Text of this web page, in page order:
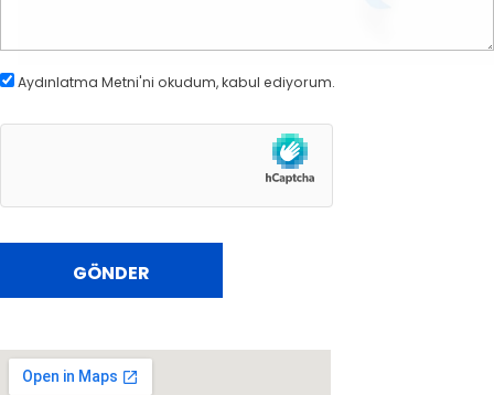
Aydınlatma Metni'ni okudum, kabul ediyorum.